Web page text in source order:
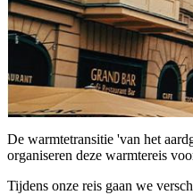
De warmtetransitie 'van het
organiseren deze warmtereis
Tijdens onze reis gaan we